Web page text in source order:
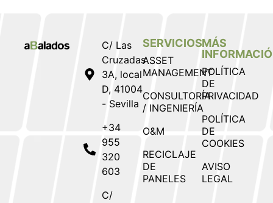
C/ Las
Cruzadas
3A, local
D, 41004
- Sevilla
+34
955
320
603
C/
SERVICIOS
ASSET
MANAGEMENT
CONSULTORÍA
/ INGENIERÍA
O&M
RECICLAJE
DE
PANELES
MÁS
POLÍTICA
DE
PRIVACIDAD
POLÍTICA
DE
COOKIES
AVISO
LEGAL